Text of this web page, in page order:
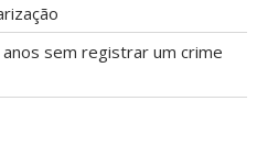
sem registrar um crime